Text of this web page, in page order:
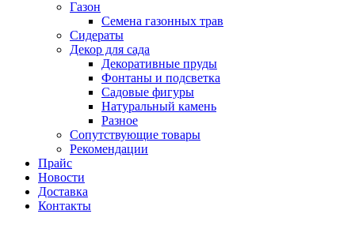
Газон
Семена газонных трав
Сидераты
Декор для сада
Декоративные пруды
Фонтаны и подсветка
Садовые фигуры
Натуральный камень
Разное
Сопутствующие товары
Рекомендации
Прайс
Новости
Доставка
Контакты